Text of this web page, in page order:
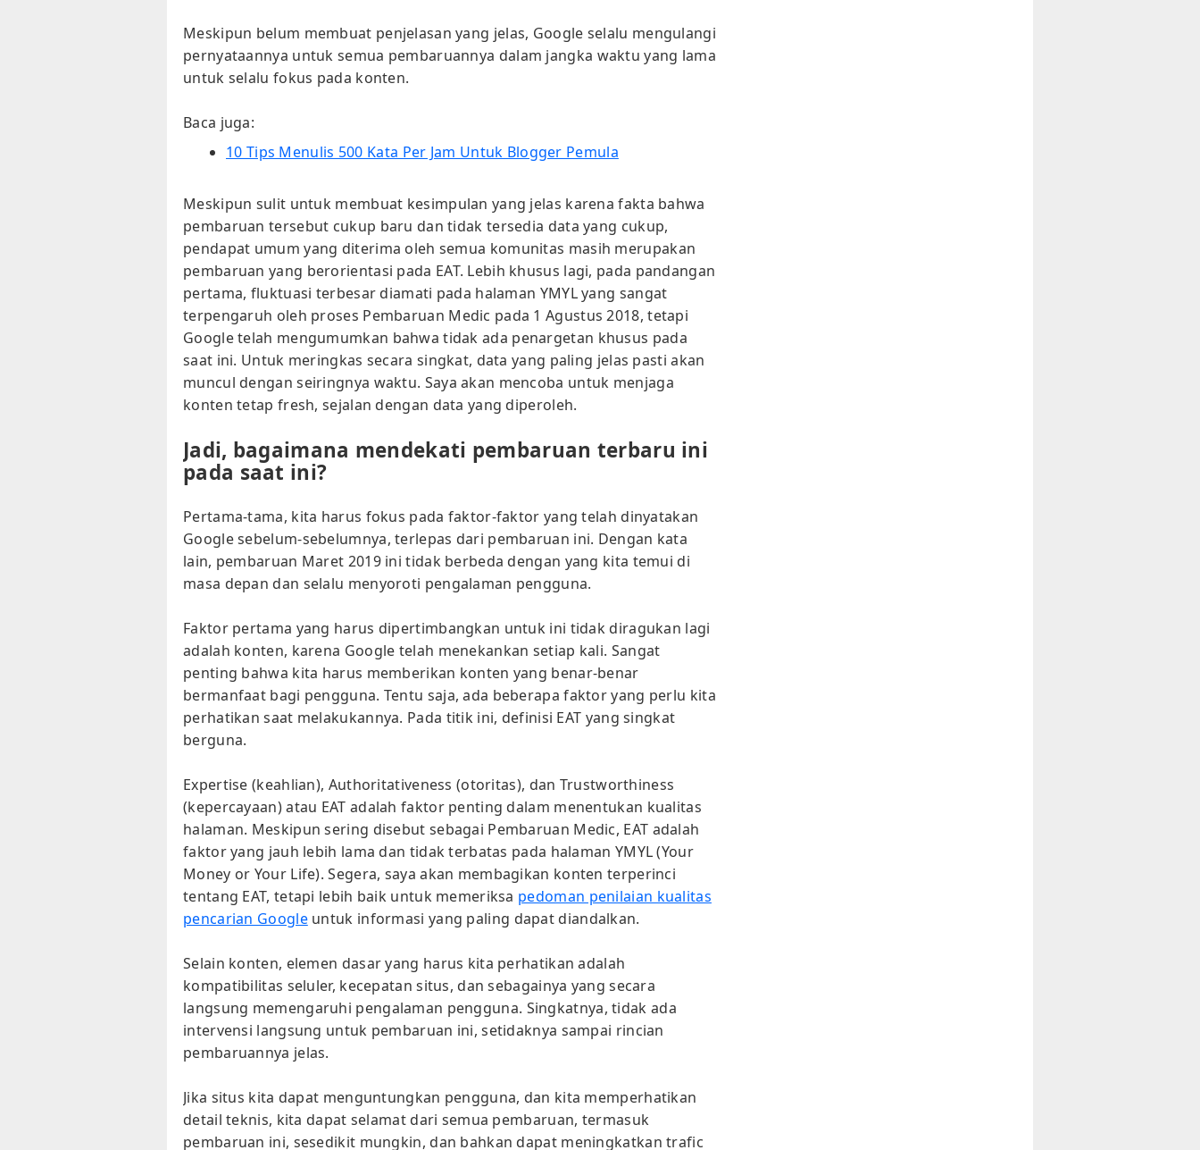
Meskipun belum membuat penjelasan yang jelas, Google selalu mengulangi
pernyataannya untuk semua pembaruannya dalam jangka waktu yang lama
untuk selalu fokus pada konten.
Baca juga:
10 Tips Menulis 500 Kata Per Jam Untuk Blogger Pemula
Meskipun sulit untuk membuat kesimpulan yang jelas karena fakta bahwa
pembaruan tersebut cukup baru dan tidak tersedia data yang cukup,
pendapat umum yang diterima oleh semua komunitas masih merupakan
pembaruan yang berorientasi pada EAT. Lebih khusus lagi, pada pandangan
pertama, fluktuasi terbesar diamati pada halaman YMYL yang sangat
terpengaruh oleh proses Pembaruan Medic pada 1 Agustus 2018, tetapi
Google telah mengumumkan bahwa tidak ada penargetan khusus pada
saat ini. Untuk meringkas secara singkat, data yang paling jelas pasti akan
muncul dengan seiringnya waktu. Saya akan mencoba untuk menjaga
konten tetap fresh, sejalan dengan data yang diperoleh.
Jadi, bagaimana mendekati pembaruan terbaru ini
pada saat ini?
Pertama-tama, kita harus fokus pada faktor-faktor yang telah dinyatakan
Google sebelum-sebelumnya, terlepas dari pembaruan ini. Dengan kata
lain, pembaruan Maret 2019 ini tidak berbeda dengan yang kita temui di
masa depan dan selalu menyoroti pengalaman pengguna.
Faktor pertama yang harus dipertimbangkan untuk ini tidak diragukan lagi
adalah konten, karena Google telah menekankan setiap kali. Sangat
penting bahwa kita harus memberikan konten yang benar-benar
bermanfaat bagi pengguna. Tentu saja, ada beberapa faktor yang perlu kita
perhatikan saat melakukannya. Pada titik ini, definisi EAT yang singkat
berguna.
Expertise (keahlian), Authoritativeness (otoritas), dan Trustworthiness
(kepercayaan) atau EAT adalah faktor penting dalam menentukan kualitas
halaman. Meskipun sering disebut sebagai Pembaruan Medic, EAT adalah
faktor yang jauh lebih lama dan tidak terbatas pada halaman YMYL (Your
Money or Your Life). Segera, saya akan membagikan konten terperinci
tentang EAT, tetapi lebih baik untuk memeriksa pedoman penilaian kualitas
pencarian Googleuntuk informasi yang paling dapat diandalkan.
Selain konten, elemen dasar yang harus kita perhatikan adalah
kompatibilitas seluler, kecepatan situs, dan sebagainya yang secara
langsung memengaruhi pengalaman pengguna. Singkatnya, tidak ada
intervensi langsung untuk pembaruan ini, setidaknya sampai rincian
pembaruannya jelas.
Jika situs kita dapat menguntungkan pengguna, dan kita memperhatikan
detail teknis, kita dapat selamat dari semua pembaruan, termasuk
pembaruan ini, sesedikit mungkin, dan bahkan dapat meningkatkan trafic